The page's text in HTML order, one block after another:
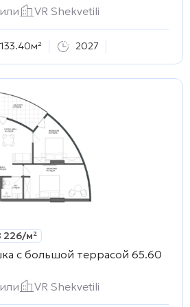
VR Shekvetili
133.40м² 2027
226/м²
с большой террасой 65.60
VR Shekvetili